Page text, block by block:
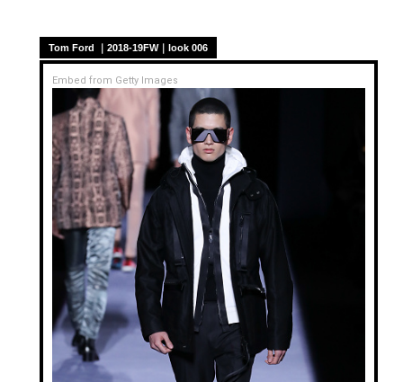
Tom Ford ｜2018-19FW｜look 006
Embed from Getty Images